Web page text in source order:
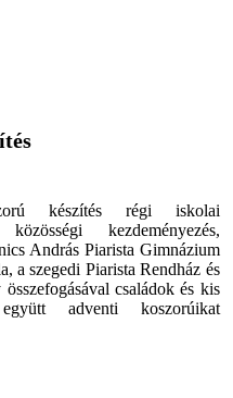
készítés régi iskolai
kezdeményezés,
András Piarista Gimnázium
a szegedi Piarista Rendház és
családok és kis
adventi koszorúikat